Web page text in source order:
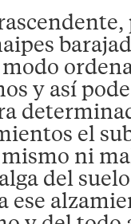
y así
el
ni
del
ese